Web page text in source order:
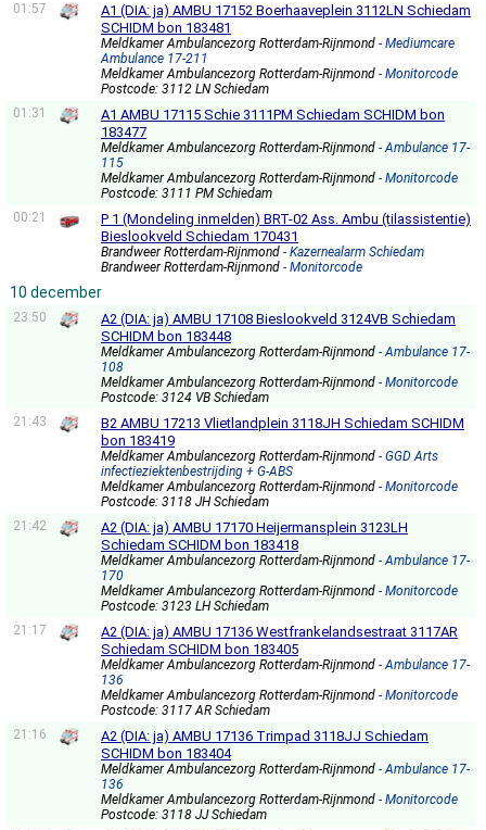
01:57
A1 (DIA: ja) AMBU 17152 Boerhaaveplein 3112LN Schiedam
SCHIDM bon 183481
Meldkamer Ambulancezorg Rotterdam-Rijnmond - Mediumcare
Ambulance 17-211
Meldkamer Ambulancezorg Rotterdam-Rijnmond - Monitorcode
Postcode: 3112 LN Schiedam
01:31
A1 AMBU 17115 Schie 3111PM Schiedam SCHIDM bon
183477
Meldkamer Ambulancezorg Rotterdam-Rijnmond - Ambulance 17-
115
Meldkamer Ambulancezorg Rotterdam-Rijnmond - Monitorcode
Postcode: 3111 PM Schiedam
00:21
P 1 (Mondeling inmelden) BRT-02 Ass. Ambu (tilassistentie)
Bieslookveld Schiedam 170431
Brandweer Rotterdam-Rijnmond - Kazernealarm Schiedam
Brandweer Rotterdam-Rijnmond - Monitorcode
10 december
23:50
A2 (DIA: ja) AMBU 17108 Bieslookveld 3124VB Schiedam
SCHIDM bon 183448
Meldkamer Ambulancezorg Rotterdam-Rijnmond - Ambulance 17-
108
Meldkamer Ambulancezorg Rotterdam-Rijnmond - Monitorcode
Postcode: 3124 VB Schiedam
21:43
B2 AMBU 17213 Vlietlandplein 3118JH Schiedam SCHIDM
bon 183419
Meldkamer Ambulancezorg Rotterdam-Rijnmond - GGD Arts
infectieziektenbestrijding + G-ABS
Meldkamer Ambulancezorg Rotterdam-Rijnmond - Monitorcode
Postcode: 3118 JH Schiedam
21:42
A2 (DIA: ja) AMBU 17170 Heijermansplein 3123LH
Schiedam SCHIDM bon 183418
Meldkamer Ambulancezorg Rotterdam-Rijnmond - Ambulance 17-
170
Meldkamer Ambulancezorg Rotterdam-Rijnmond - Monitorcode
Postcode: 3123 LH Schiedam
21:17
A2 (DIA: ja) AMBU 17136 Westfrankelandsestraat 3117AR
Schiedam SCHIDM bon 183405
Meldkamer Ambulancezorg Rotterdam-Rijnmond - Ambulance 17-
136
Meldkamer Ambulancezorg Rotterdam-Rijnmond - Monitorcode
Postcode: 3117 AR Schiedam
21:16
A2 (DIA: ja) AMBU 17136 Trimpad 3118JJ Schiedam
SCHIDM bon 183404
Meldkamer Ambulancezorg Rotterdam-Rijnmond - Ambulance 17-
136
Meldkamer Ambulancezorg Rotterdam-Rijnmond - Monitorcode
Postcode: 3118 JJ Schiedam